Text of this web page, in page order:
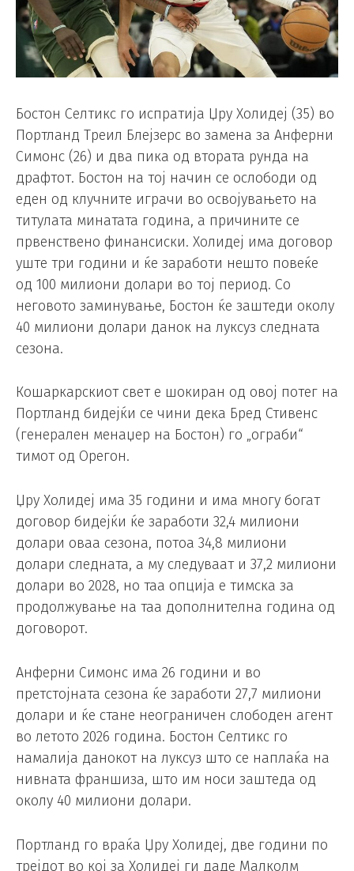
Бостон Селтикс го испратија Џру Холидеј (35) во
Портланд Треил Блејзерс во замена за Анферни
Симонс (26) и два пика од втората рунда на
драфтот. Бостон на тој начин се ослободи од
еден од клучните играчи во освојувањето на
титулата минатата година, а причините се
првенствено финансиски. Холидеј има договор
уште три години и ќе заработи нешто повеќе
од 100 милиони долари во тој период. Со
неговото заминување, Бостон ќе заштеди околу
40 милиони долари данок на луксуз следната
сезона.
Кошаркарскиот свет е шокиран од овој потег на
Портланд бидејќи се чини дека Бред Стивенс
(генерален менаџер на Бостон) го „ограби“
тимот од Орегон.
Џру Холидеј има 35 години и има многу богат
договор бидејќи ќе заработи 32,4 милиони
долари оваа сезона, потоа 34,8 милиони
долари следната, а му следуваат и 37,2 милиони
долари во 2028, но таа опција е тимска за
продолжување на таа дополнителна година од
договорот.
Анферни Симонс има 26 години и во
претстојната сезона ќе заработи 27,7 милиони
долари и ќе стане неограничен слободен агент
во летото 2026 година. Бостон Селтикс го
намалија данокот на луксуз што се наплаќа на
нивната франшиза, што им носи заштеда од
околу 40 милиони долари.
Портланд го враќа Џру Холидеј, две години по
трејдот во кој за Холидеј ги даде Малколм